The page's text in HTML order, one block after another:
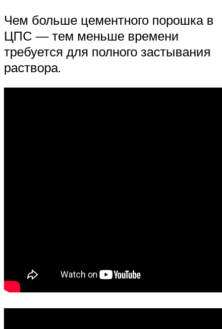
Чем больше цементного порошка в
ЦПС — тем меньше времени
требуется для полного застывания
раствора.